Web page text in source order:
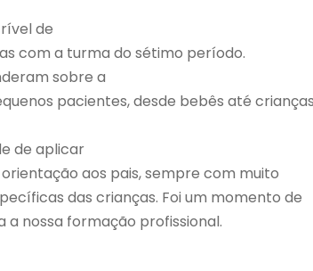
de
com a turma do sétimo período.
sobre a
pacientes, desde bebês até
de aplicar
aos pais, sempre com muito
das crianças. Foi um momento de
nossa formação profissional.